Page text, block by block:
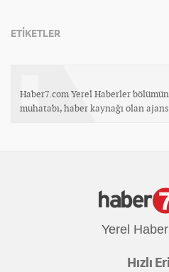
ETİKETLER
Haber7.com Yerel Haberler
muhatabı, haber kaynağı olan
Yerel
Hızlı